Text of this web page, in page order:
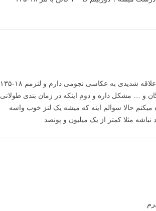
سلام خسته نباشید دوربین من کانن ۷۰۰ دی هستش و علاقه شدیدی به عکاسی نجومی دارم و لنزمم ۱۸-۱۳۵
و … مشکل داره و دوم اینکه در زمان بندی طولانی
حالا سوالم اینه که میشه یک لنز خوب واسه
مثلا کمتر از یک میلیون و پونصد